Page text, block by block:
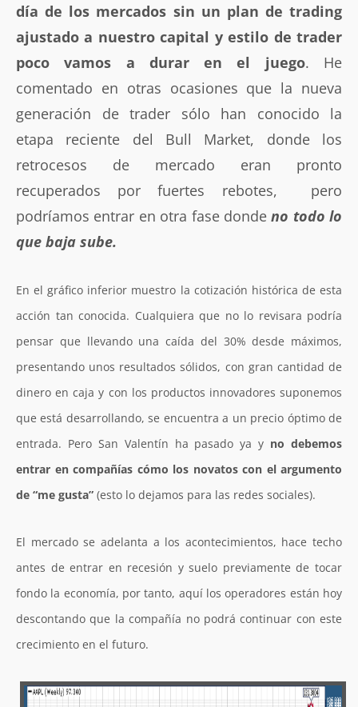
día de los mercados sin un plan de trading
ajustado a nuestro capital y estilo de trader
poco vamos a durar en el juego. He
comentado en otras ocasiones que la nueva
generación de trader sólo han conocido la
etapa reciente del Bull Market, donde los
retrocesos de mercado eran pronto
recuperados por fuertes rebotes, pero
podríamos entrar en otra fase dondeno todo lo
que baja sube.
En el gráfico inferior muestro la cotización histórica de esta
acción tan conocida. Cualquiera que no lo revisara podría
pensar que llevando una caída del 30% desde máximos,
presentando unos resultados sólidos, con gran cantidad de
dinero en caja y con los productos innovadores suponemos
que está desarrollando, se encuentra a un precio óptimo de
entrada. Pero San Valentín ha pasado ya y no debemos
entrar en compañías cómo los novatos con el argumento
de “me gusta” (esto lo dejamos para las redes sociales).
El mercado se adelanta a los acontecimientos, hace techo
antes de entrar en recesión y suelo previamente de tocar
fondo la economía, por tanto, aquí los operadores están hoy
descontando que la compañía no podrá continuar con este
crecimiento en el futuro.